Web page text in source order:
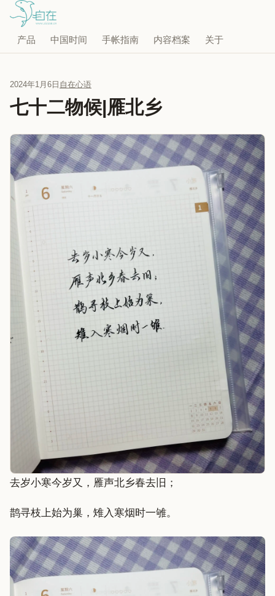
产品 中国时间 手帐指南 内容档案 关于
2024年1月6日 自在心语
七十二物候|雁北乡
去岁小寒今岁又，雁声北乡春去旧；
鹊寻枝上始为巢，雉入寒烟时一雊。